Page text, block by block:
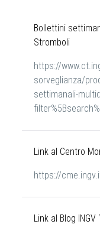
Bollettini
Stromboli
https://
sorveglianza/
settimanali-
Link al Centro
https://
Link al Blog INGV